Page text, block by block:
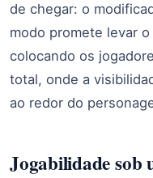
de chegar: o
modo promete levar
colocando os
total, onde a
ao redor do
Jogabilidade sob